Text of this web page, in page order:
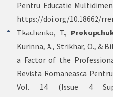
Pentru Educatie
https://doi.org/10.18662/
Tkachenko, T.,
Kurinna, A., Strikhar, O., &
a Factor of the
Revista Romaneasca
Vol. 14 (Issue 4